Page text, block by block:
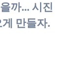
까… 시진
만들자.